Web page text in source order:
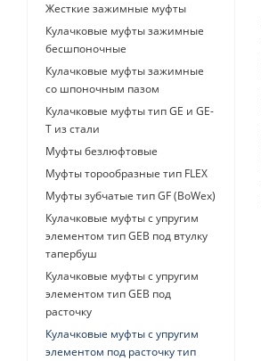
Жесткие зажимные муфты
Кулачковые муфты зажимные
бесшпоночные
Кулачковые муфты зажимные
со шпоночным пазом
Кулачковые муфты тип GE и GE-
T из стали
Муфты безлюфтовые
Муфты торообразные тип FLEX
Муфты зубчатые тип GF (BoWex)
Кулачковые муфты с упругим
элементом тип GEB под втулку
тапербуш
Кулачковые муфты с упругим
элементом тип GEB под
расточку
Кулачковые муфты с упругим
элементом под расточку тип